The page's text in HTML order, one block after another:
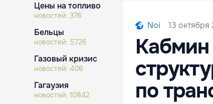
Цены на топливо
новостей: 376
Бельцы
новостей: 5726
Газовый кризис
новостей: 406
Гагаузия
новостей: 10842
Noi 13
по